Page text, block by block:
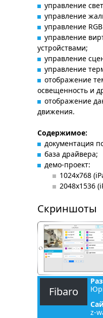
управление
управление
управление
управление
устройствами;
управление
управление
отображение
освещенность и
отображение
движения.
Содержимое:
документация
база драйвера;
демо-проект:
1024x768
2048x1536
Скриншоты
Fibaro
z-